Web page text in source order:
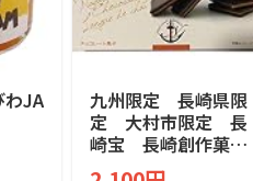
わJA
九州限定 長崎県限
定 大村市限定 長
崎宝 長崎創作菓
子 長崎しょこらん